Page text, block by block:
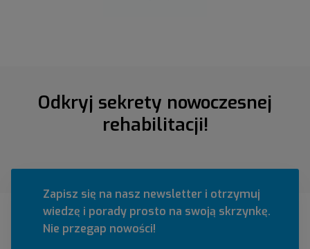
Odkryj sekrety nowoczesnej
rehabilitacji!
Zapisz się na nasz newsletter i otrzymuj
wiedzę i porady prosto na swoją skrzynkę.
Nie przegap nowości!